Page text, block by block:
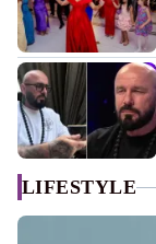
LIFESTYLE